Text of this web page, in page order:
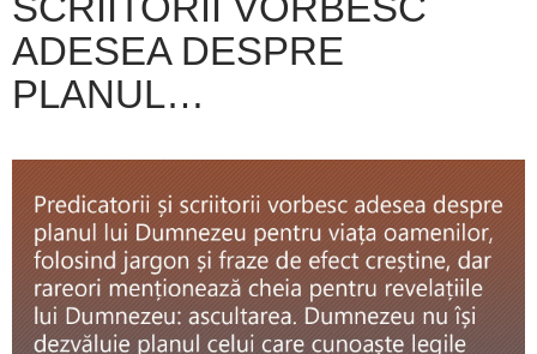
ADESEA DESPRE
PLANUL…